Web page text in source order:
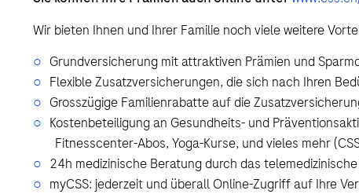
Wir bieten Ihnen und Ihrer Familie noch viele weitere
Grundversicherung mit attraktiven Prämien und
Flexible Zusatzversicherungen, die sich nach Ihren
Grosszügige Familienrabatte auf die
Kostenbeteiligung an Gesundheits- und
Fitnesscenter-Abos, Yoga-Kurse, und vieles mehr
24h medizinische Beratung durch das
myCSS: jederzeit und überall Online-Zugriff auf Ihre